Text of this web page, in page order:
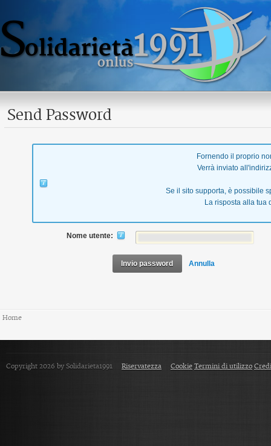
Send Password
Fornendo il proprio
Verrà inviato
Se il sito supporta, è possibile
La risposta alla tua
Nome utente:
Invio password Annulla
Home
Copyright 2026 by Solidarieta1991 Riservatezza Cookie Termini di utilizzo